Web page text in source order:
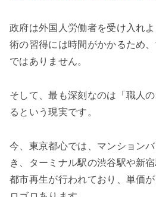
政府は外国人労働者を受け入れ
術の習得には時間がかかるため
ではありません。
そして、最も深刻なのは「職人
るという現実です。
今、東京都心では、マンション
き、ターミナル駅の渋谷駅や新
都市再生が行われており、単価